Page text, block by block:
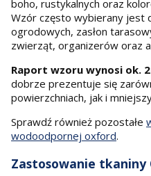
boho, rustykalnych oraz
Wzór często wybierany jest
ogrodowych, zasłon
zwierząt, organizerów oraz
Raport wzoru wynosi ok.
dobrze prezentuje się
powierzchniach, jak i
Sprawdź również pozostałe
wodoodpornej oxford.
Zastosowanie